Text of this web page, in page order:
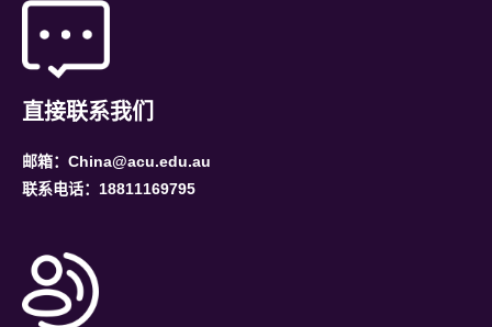
直接联系我们
邮箱：China@acu.edu.au
联系电话：18811169795